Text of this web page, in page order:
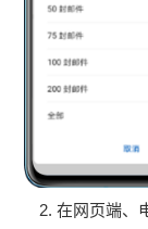
在网页端、